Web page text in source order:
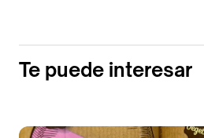
Te puede interesar